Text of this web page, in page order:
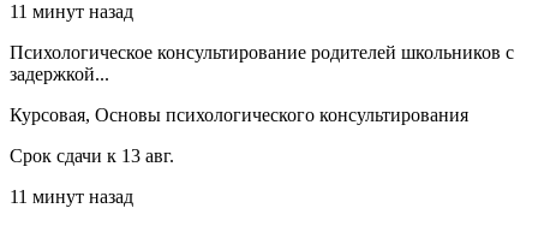
11 минут назад
Психологическое консультирование родителей школьников с
задержкой...
Курсовая, Основы психологического консультирования
Срок сдачи к 13 авг.
11 минут назад